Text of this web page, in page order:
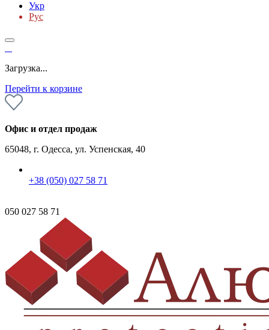
Укр
Рус
Загрузка...
Перейти к корзине
Офис и отдел продаж
65048, г. Одесса, ул. Успенская, 40
+38 (050) 027 58 71
050 027 58 71